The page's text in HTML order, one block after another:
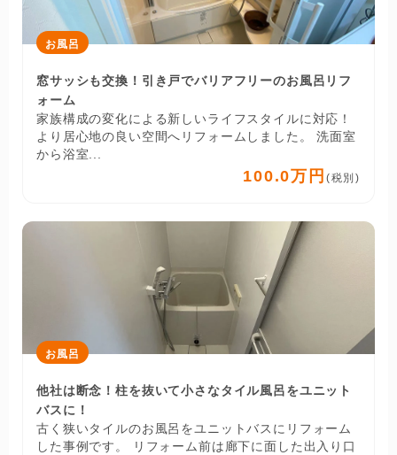
お風呂
窓サッシも交換！引き戸でバリアフリーのお風呂リフ
ォーム
家族構成の変化による新しいライフスタイルに対応！
より居心地の良い空間へリフォームしました。 洗面室
から浴室...
100.0万円 (税別)
お風呂
他社は断念！柱を抜いて小さなタイル風呂をユニット
バスに！
古く狭いタイルのお風呂をユニットバスにリフォーム
した事例です。 リフォーム前は廊下に面した出入り口